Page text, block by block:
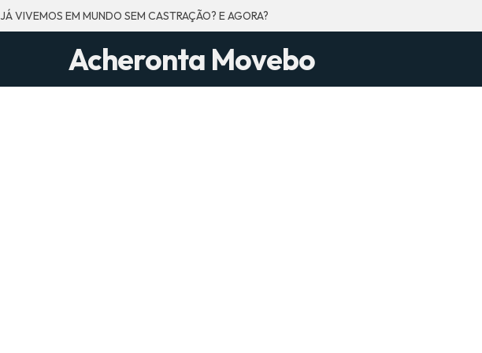
JÁ VIVEMOS EM MUNDO SEM CASTRAÇÃO? E AGORA?
Acheronta Movebo